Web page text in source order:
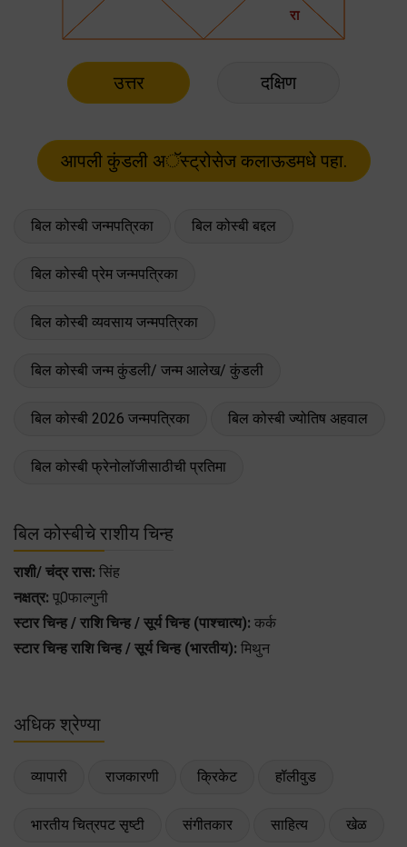
उत्तर दक्षिण
बिल कोस्बी जन्मपत्रिका बिल कोस्बी बद्दल
बिल कोस्बी प्रेम जन्मपत्रिका
बिल कोस्बी व्यवसाय जन्मपत्रिका
बिल कोस्बी जन्म कुंडली/ जन्म आलेख/ कुंडली
बिल कोस्बी 2026 जन्मपत्रिका बिल कोस्बी ज्योतिष अहवाल
बिल कोस्बी फ्रेनोलॉजीसाठीची प्रतिमा
बिल कोस्बीचे राशीय चिन्ह
राशी/ चंद्र रास: सिंह
नक्षत्र: पू0फाल्गुनी
स्टार चिन्ह / राशि चिन्ह / सूर्य चिन्ह (पाश्चात्य): कर्क
स्टार चिन्ह राशि चिन्ह / सूर्य चिन्ह (भारतीय): मिथुन
अधिक श्रेण्या
व्यापारी राजकारणी क्रिकेट हॉलीवुड
भारतीय चित्रपट सृष्टी संगीतकार साहित्य खेळ